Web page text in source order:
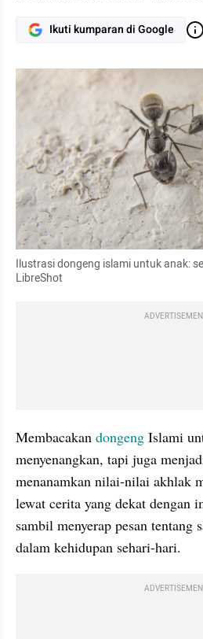
Ikuti kumparan di Google
Ilustrasi dongeng islami untuk anak:
LibreShot
Membacakan dongeng Islami
menyenangkan, tapi juga
menanamkan nilai-nilai akhlak
lewat cerita yang dekat dengan
sambil menyerap pesan tentang
dalam kehidupan sehari-hari.